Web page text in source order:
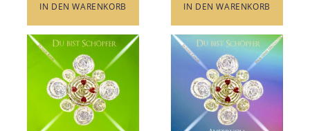
IN DEN WARENKORB IN DEN WARENKORB